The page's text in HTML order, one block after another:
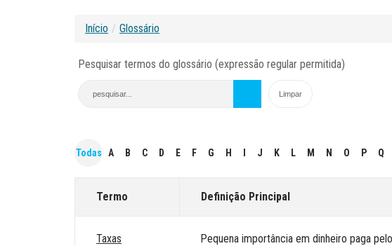
Início / Glossário
Pesquisar termos do glossário (expressão regular permitida)
Todas A B C D E F G H J K L M N O P Q
Termo Definição Principal
Taxas
Pequena importância em dinheiro paga